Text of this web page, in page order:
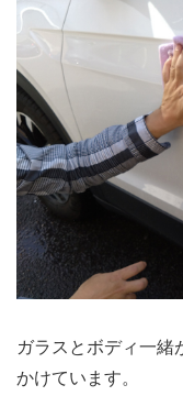
ガラスとボディ一緒
かけています。